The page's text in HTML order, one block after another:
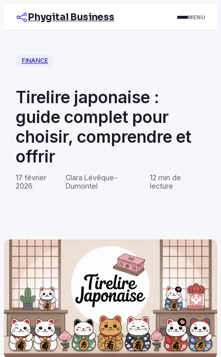
Phygital Business MENU
FINANCE
Tirelire japonaise :
guide complet pour
choisir, comprendre et
offrir
17 février
2026
·Clara Lévêque-
Dumontel
·12 min de
lecture